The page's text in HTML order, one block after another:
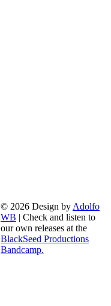
© 2026 Design by Adolfo
WB | Check and listen to
our own releases at the
BlackSeed Productions
Bandcamp.